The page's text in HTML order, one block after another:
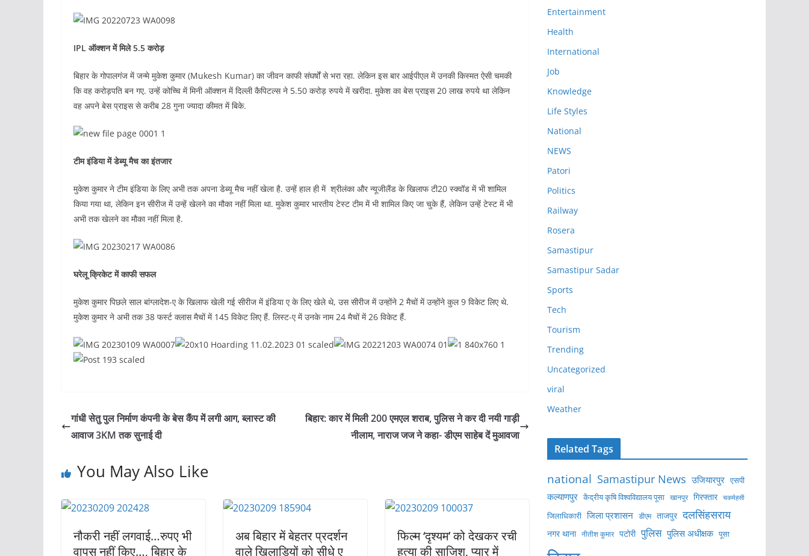
IPL ऑक्शन में मिले 5.5 करोड़
बिहार के गोपालगंज में जन्मे मुकेश कुमार (Mukesh Kumar) का जीवन काफी संघर्षों से भरा रहा. लेकिन इस बार आईपीएल में उनकी किस्मत ऐसी चमकी
कि वह करोड़पति बन गए. उन्हें कोच्चि में मिनी ऑक्शन में दिल्ली कैपिटल्स ने 5.50 करोड़ रुपये में खरीदा. मुकेश का बेस प्राइस 20 लाख रुपये था लेकिन
वह अपने बेस प्राइस से करीब 28 गुना ज्यादा कीमत में बिके.
टीम इंडिया में डेब्यू मैच का इंतजार
मुकेश कुमार ने टीम इंडिया के लिए अभी तक अपना डेब्यू मैच नहीं खेला है. उन्हें हाल ही में श्रीलंका और न्यूजीलैंड के खिलाफ टी20 स्क्वॉड में भी शामिल
किया गया था, लेकिन इन सीरीज में उन्हें खेलने का मौका नहीं मिला था. मुकेश कुमार भारतीय टेस्ट टीम में भी शामिल किए जा चुके हैं, लेकिन उन्हें टेस्ट में भी
अभी तक खेलने का मौका नहीं मिला है.
घरेलू क्रिकेट में काफी सफल
मुकेश कुमार पिछले साल बांग्लादेश-ए के खिलाफ खेली गई सीरीज में इंडिया ए के लिए खेले थे, उस सीरीज में उन्होंने 2 मैचों में उन्होंने कुल 9 विकेट लिए थे.
मुकेश कुमार ने अभी तक 38 फर्स्ट क्लास मैचों में 145 विकेट लिए हैं. लिस्ट-ए में उनके नाम 24 मैचों में 26 विकेट हैं.
गांधी सेतु पुल निर्माण कंपनी के बेस कैंप में लगी आग, ब्लास्ट की
आवाज 3KM तक सुनाई दी
बिहार: कार में मिली 200 एमएल शराब, पुलिस ने कर दी नयी गाड़ी
नीलाम, नाराज जज ने कहा- डीएम साहेब दें मुआवजा
You May Also Like
नौकरी नहीं लगवाई…रुपए भी
वापस नहीं किए…, बिहार के
अब बिहार में बेहतर प्रदर्शन
वाले खिलाड़ियों को सीधे ए
फिल्म ‘दृश्यम’ को देखकर रची
हत्या की साजिश, प्यार में
Entertainment
Health
International
Job
Knowledge
Life Styles
National
NEWS
Patori
Politics
Railway
Rosera
Samastipur
Samastipur Sadar
Sports
Tech
Tourism
Trending
Uncategorized
viral
Weather
Related Tags
national Samastipur News उजियारपुर एसपी
कल्याणपुर केंद्रीय कृषि विश्वविद्यालय पूसा खानपुर गिरफ्तार चकमेहसी
जिलाधिकारी जिला प्रशासन डीएम ताजपुर दलसिंहसराय
नगर थाना नीतीश कुमार पटोरी पुलिस पुलिस अधीक्षक पूसा